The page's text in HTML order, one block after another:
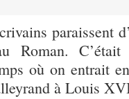
paraissent
Roman.
où on entrait
à Louis